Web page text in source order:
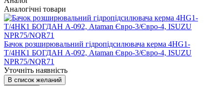
Аналогічні товари
Бачок розширювальний гідропідсилювача керма 4HG1-
T/4НК1 БОГДАН А-092, Ataman Євро-3/Євро-4, ISUZU
NPR75/NQR71
Уточніть наявність
В список желаний